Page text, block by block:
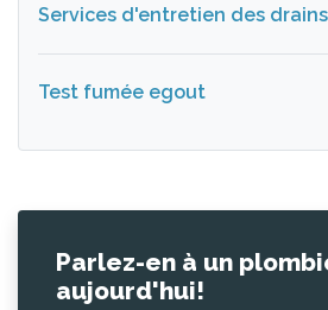
Services d'entretien des drains
Test fumée egout
Parlez-en à un
aujourd'hui!